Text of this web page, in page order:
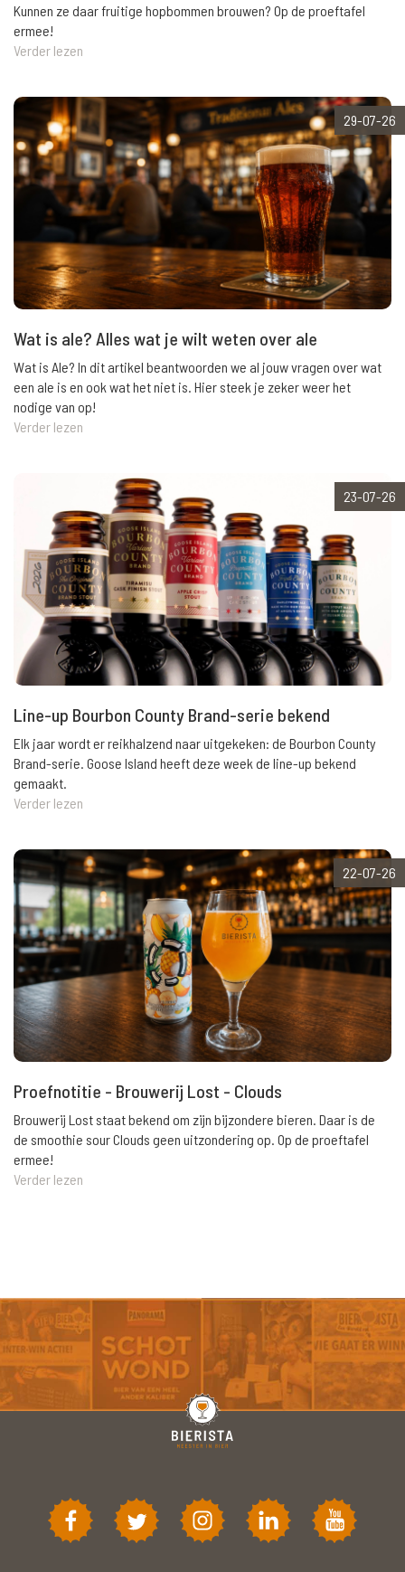
Kunnen ze daar fruitige hopbommen brouwen? Op de proeftafel
ermee!
Verder lezen
29-07-26
Wat is ale? Alles wat je wilt weten over ale
Wat is Ale? In dit artikel beantwoorden we al jouw vragen over wat
een ale is en ook wat het niet is. Hier steek je zeker weer het
nodige van op!
Verder lezen
23-07-26
Line-up Bourbon County Brand-serie bekend
Elk jaar wordt er reikhalzend naar uitgekeken: de Bourbon County
Brand-serie. Goose Island heeft deze week de line-up bekend
gemaakt.
Verder lezen
22-07-26
Proefnotitie - Brouwerij Lost - Clouds
Brouwerij Lost staat bekend om zijn bijzondere bieren. Daar is de
de smoothie sour Clouds geen uitzondering op. Op de proeftafel
ermee!
Verder lezen